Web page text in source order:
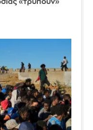
«τρυπούν»